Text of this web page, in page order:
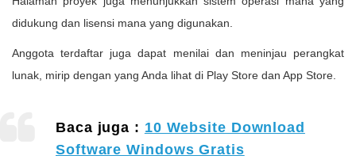
didukung dan lisensi mana yang digunakan.
Anggota terdaftar juga dapat menilai dan meninjau perangkat
lunak, mirip dengan yang Anda lihat di Play Store dan App Store.
Baca juga : 10 Website Download
Software Windows Gratis